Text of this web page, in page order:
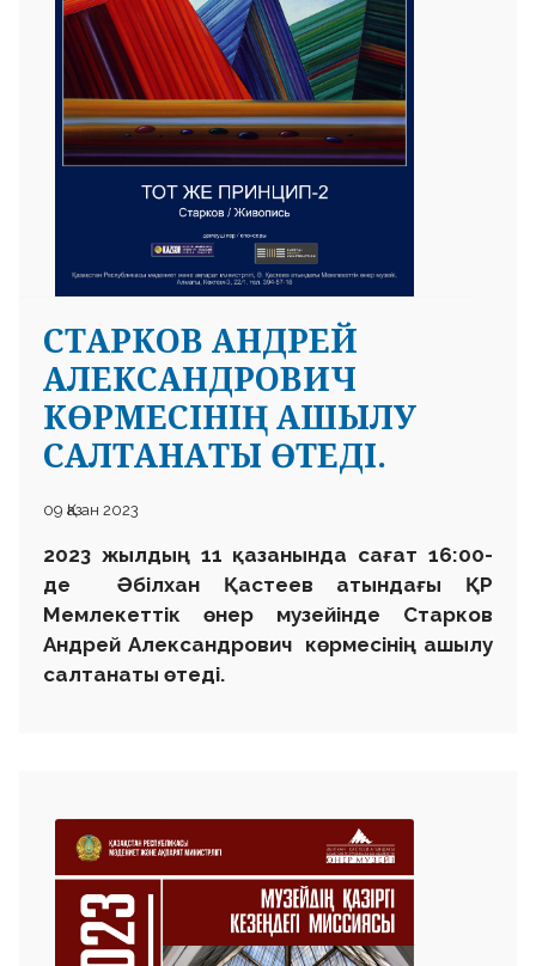
⚜️10 тамыз - Абай күніне орай Әбілхан Қастеев
атындағы ҚР Ұлттық өнер музейі көрермен назарына
ұлы ойшылдың рухани мұрасын бейнелеу өнері
арқылы танытуға арналған бейне ролик ұсынады.
🔹Бейнероликте суретші Серікбай Әлжанов өзінің
адамгершілік, білім, еңбек, руханият және ұлттық
сана секілді мәңгілік құндылықтарды көркем тіл арқылы
жеткізуге ұмтылған. Үш бөліктен тұратын шығарма
ұлы ақынның терең ойлары мен философиялық
дүниетанымын бейнелеу өнері арқылы жаңаша